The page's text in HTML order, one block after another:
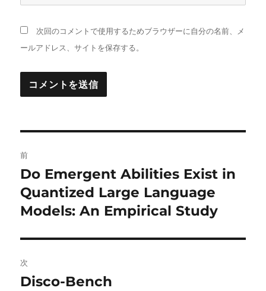
次回のコメントで使用するためブラウザーに自分の名前、メ
ールアドレス、サイトを保存する。
稿
ナ
ビ
ゲ
ー
前
前
の
投
Do Emergent Abilities Exist in
Quantized Large Language
Models: An Empirical Study
次
次
Disco-Bench